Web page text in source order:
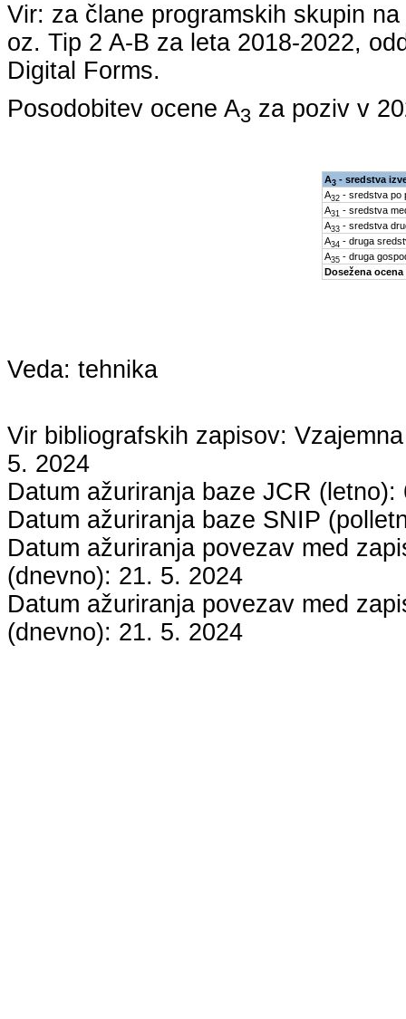
Vir: za člane programskih skupin
oz. Tip 2 A-B za leta 2018-2022,
Digital Forms.
Posodobitev ocene A3 za poziv v
A3- sredstva
A32- sredstva po
A31 - sredstva
A33- sredstva
A34 - druga
A35- druga
Dosežena ocena
Veda: tehnika
Vir bibliografskih zapisov:
5. 2024
Datum ažuriranja baze JCR (letno):
Datum ažuriranja baze SNIP
Datum ažuriranja povezav med
(dnevno): 21. 5. 2024
Datum ažuriranja povezav med
(dnevno): 21. 5. 2024